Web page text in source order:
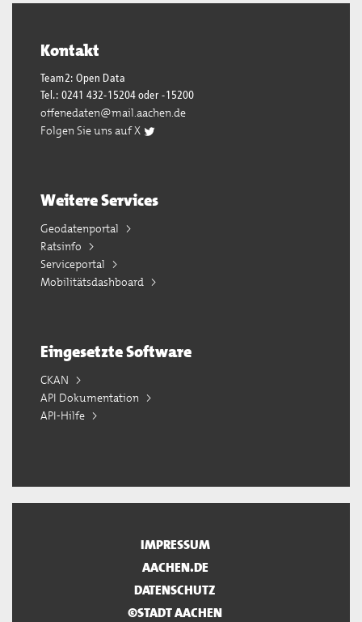
Kontakt
Team2: Open Data
Tel.: 0241 432-15204 oder -15200
offenedaten@mail.aachen.de
Folgen Sie uns auf X
Weitere Services
Geodatenportal
Ratsinfo
Serviceportal
Mobilitätsdashboard
Eingesetzte Software
CKAN
API Dokumentation
API-Hilfe
IMPRESSUM
AACHEN.DE
DATENSCHUTZ
©STADT AACHEN